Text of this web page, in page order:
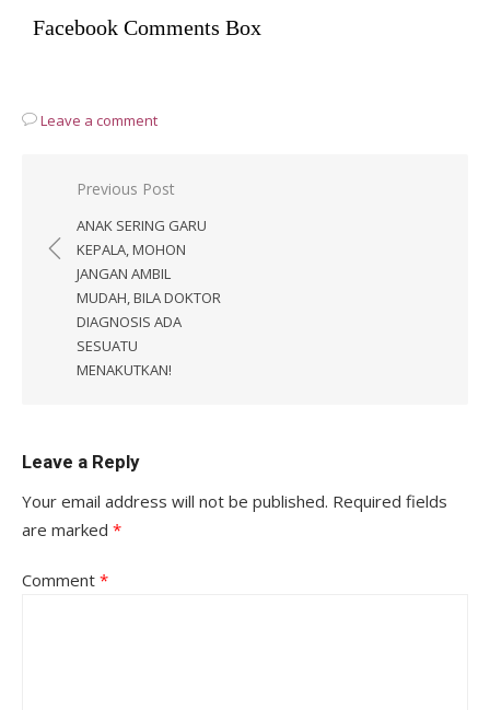
Facebook Comments Box
Leave a comment
Post
navigation
Previous Post
ANAK SERING GARU
KEPALA, MOHON
JANGAN AMBIL
MUDAH, BILA DOKTOR
DIAGNOSIS ADA
SESUATU
MENAKUTKAN!
Leave a Reply
Your email address will not be published. Required fields
are marked *
Comment *